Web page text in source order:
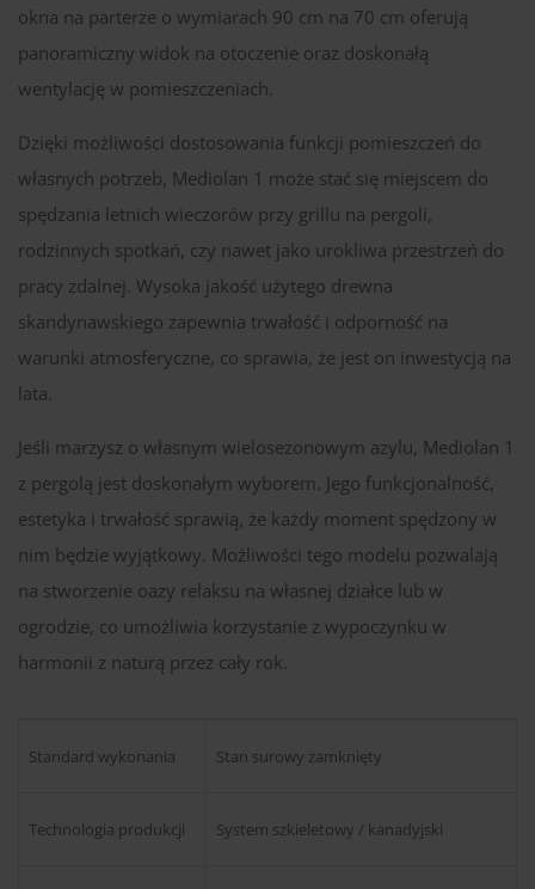
okna na parterze o wymiarach 90 cm na 70 cm oferują
panoramiczny widok na otoczenie oraz doskonałą
wentylację w pomieszczeniach.
Dzięki możliwości dostosowania funkcji pomieszczeń do
własnych potrzeb, Mediolan 1 może stać się miejscem do
spędzania letnich wieczorów przy grillu na pergoli,
rodzinnych spotkań, czy nawet jako urokliwa przestrzeń do
pracy zdalnej. Wysoka jakość użytego drewna
skandynawskiego zapewnia trwałość i odporność na
warunki atmosferyczne, co sprawia, że jest on inwestycją na
lata.
Jeśli marzysz o własnym wielosezonowym azylu, Mediolan 1
z pergolą jest doskonałym wyborem. Jego funkcjonalność,
estetyka i trwałość sprawią, że każdy moment spędzony w
nim będzie wyjątkowy. Możliwości tego modelu pozwalają
na stworzenie oazy relaksu na własnej działce lub w
ogrodzie, co umożliwia korzystanie z wypoczynku w
harmonii z naturą przez cały rok.
Standard wykonania Stan surowy zamknięty
Technologia produkcji System szkieletowy / kanadyjski